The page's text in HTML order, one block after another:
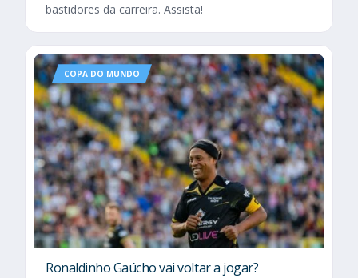
bastidores da carreira. Assista!
COPA DO MUNDO
Ronaldinho Gaúcho vai voltar a jogar?